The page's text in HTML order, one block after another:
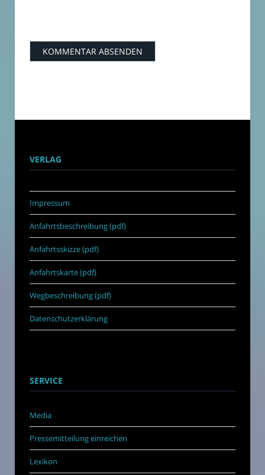
VERLAG
Impressum
Anfahrtsbeschreibung (pdf)
Anfahrtsskizze (pdf)
Anfahrtskarte (pdf)
Wegbeschreibung (pdf)
Datenschutzerklärung
SERVICE
Media
Pressemitteilung einreichen
Lexikon